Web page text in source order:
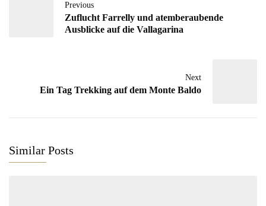
Previous
Zuflucht Farrelly und atemberaubende
Ausblicke auf die Vallagarina
Next
Ein Tag Trekking auf dem Monte Baldo
Similar Posts